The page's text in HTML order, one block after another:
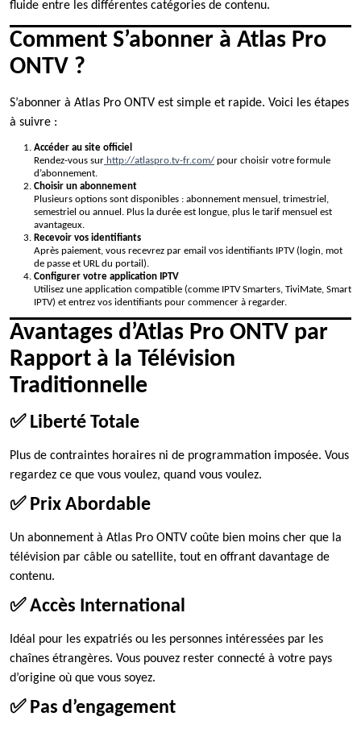
fluide entre les différentes catégories de contenu.
Comment S’abonner à Atlas Pro
ONTV ?
S’abonner à Atlas Pro ONTV est simple et rapide. Voici les étapes
à suivre :
Accéder au site officiel
Rendez-vous sur http://atlaspro.tv-fr.com/ pour choisir votre formule
d’abonnement.
Choisir un abonnement
Plusieurs options sont disponibles : abonnement mensuel, trimestriel,
semestriel ou annuel. Plus la durée est longue, plus le tarif mensuel est
avantageux.
Recevoir vos identifiants
Après paiement, vous recevrez par email vos identifiants IPTV (login, mot
de passe et URL du portail).
Configurer votre application IPTV
Utilisez une application compatible (comme IPTV Smarters, TiviMate, Smart
IPTV) et entrez vos identifiants pour commencer à regarder.
Avantages d’Atlas Pro ONTV par
Rapport à la Télévision
Traditionnelle
✅ Liberté Totale
Plus de contraintes horaires ni de programmation imposée. Vous
regardez ce que vous voulez, quand vous voulez.
✅ Prix Abordable
Un abonnement à Atlas Pro ONTV coûte bien moins cher que la
télévision par câble ou satellite, tout en offrant davantage de
contenu.
✅ Accès International
Idéal pour les expatriés ou les personnes intéressées par les
chaînes étrangères. Vous pouvez rester connecté à votre pays
d’origine où que vous soyez.
✅ Pas d’engagement